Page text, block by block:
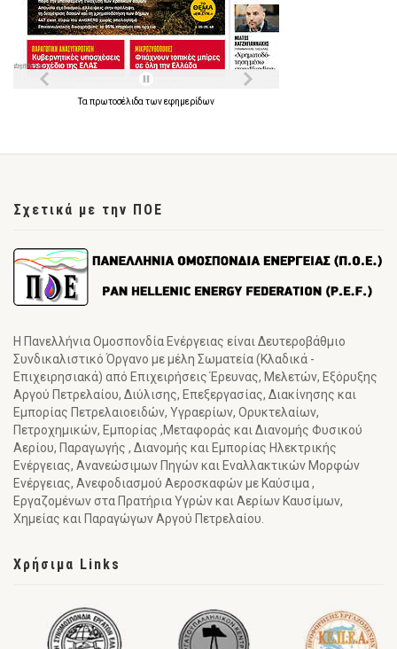
Τα πρωτοσέλιδα τωνεφημερίδων
Σχετικά με την ΠΟΕ
Η Πανελλήνια Ομοσπονδία Ενέργειας είναι Δευτεροβάθμιο
Συνδικαλιστικό Όργανο με μέλη Σωματεία (Κλαδικά -
Επιχειρησιακά) από Επιχειρήσεις Έρευνας, Μελετών, Εξόρυξης
Αργού Πετρελαίου, Διύλισης, Επεξεργασίας, Διακίνησης και
Εμπορίας Πετρελαιοειδών, Υγραερίων, Ορυκτελαίων,
Πετροχημικών, Εμπορίας ,Μεταφοράς και Διανομής Φυσικού
Αερίου, Παραγωγής , Διανομής και Εμπορίας Ηλεκτρικής
Ενέργειας, Ανανεώσιμων Πηγών και Εναλλακτικών Μορφών
Ενέργειας, Ανεφοδιασμού Αεροσκαφών με Καύσιμα ,
Εργαζομένων στα Πρατήρια Υγρών και Αερίων Καυσίμων,
Χημείας και Παραγώγων Αργού Πετρελαίου.
Χρήσιμα Links